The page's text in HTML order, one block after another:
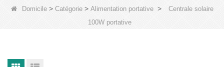
Domicile> Catégorie> Alimentation portative>
Centrale solaire
100W portative